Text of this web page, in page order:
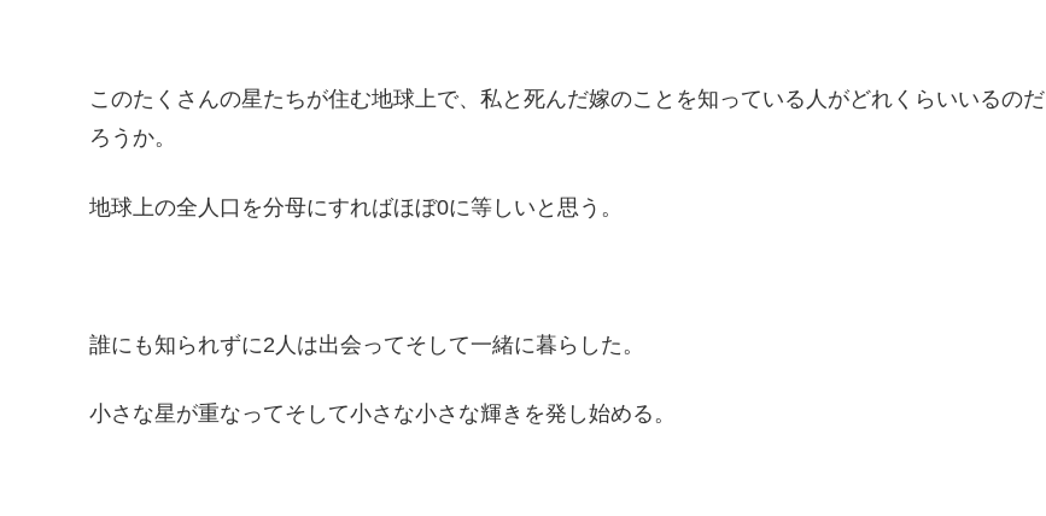
このたくさんの星たちが住む地球上で、私と死んだ嫁のことを知っている人がどれくらいいるのだ
ろうか。
地球上の全人口を分母にすればほぼ0に等しいと思う。
誰にも知られずに2人は出会ってそして一緒に暮らした。
小さな星が重なってそして小さな小さな輝きを発し始める。